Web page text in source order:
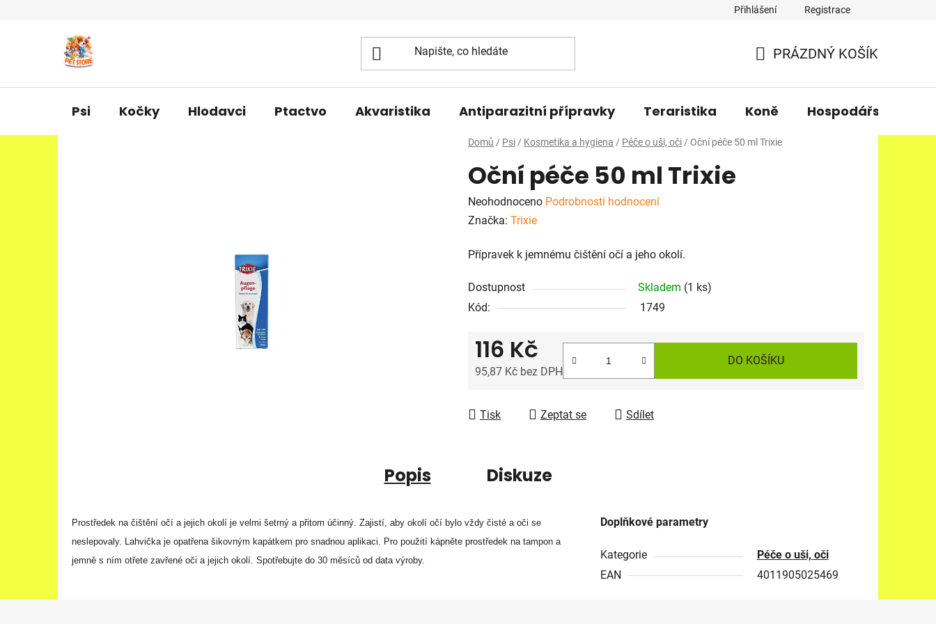
Přihlášení Registrace
KOŠÍK
PRÁZDNÝ KOŠÍK
Psi Kočky Hlodavci Ptactvo Akvaristika Antiparazitní přípravky Teraristika Koně Hospodářská
Domů / Psi / Kosmetika a hygiena / Péče o uši, oči / Oční péče 50 ml Trixie
Oční péče 50 ml Trixie
Průměrné
hodnocení
je
z
5
Neohodnoceno Podrobnosti hodnocení
Značka: Trixie
Přípravek k jemnému čištění očí a jeho okolí.
Dostupnost Skladem (1 ks)
Kód:
1749
116 Kč
95,87 Kč bez DPH
DO KOŠÍKU
Tisk Zeptat se Sdílet
Popis Diskuze
Prostředek na čištění očí a jejich okolí je velmi šetrný a přitom účinný. Zajistí, aby okolí očí bylo vždy čisté a oči se
neslepovaly. Lahvička je opatřena šikovným kapátkem pro snadnou aplikaci. Pro použití kápněte prostředek na tampon a
jemně s ním otřete zavřené oči a jejich okolí. Spotřebujte do 30 měsíců od data výroby.
Doplňkové parametry
Kategorie
Péče o uši, oči
EAN
4011905025469